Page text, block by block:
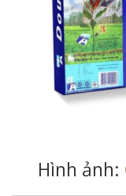
Hình ảnh: